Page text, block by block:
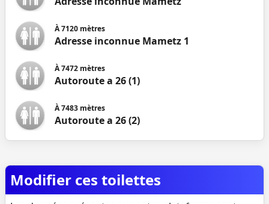
À7120 mètres
Adresse inconnue Mametz 1
À7472 mètres
Autoroute a 26 (1)
À7483 mètres
Autoroute a 26 (2)
Modifier ces toilettes